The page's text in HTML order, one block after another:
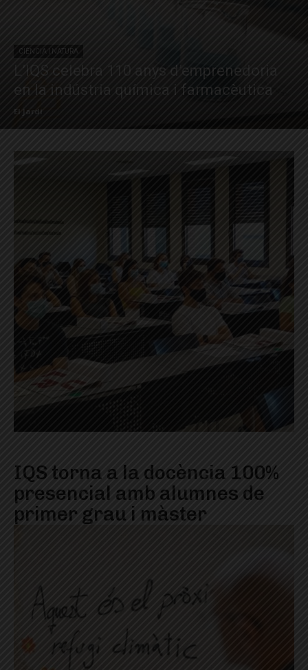
CIÈNCIA I NATURA
L’IQS celebra 110 anys d’emprenedoria
en la indústria química i farmacèutica
El Jardí
IQS torna a la docència 100%
presencial amb alumnes de
primer grau i màster